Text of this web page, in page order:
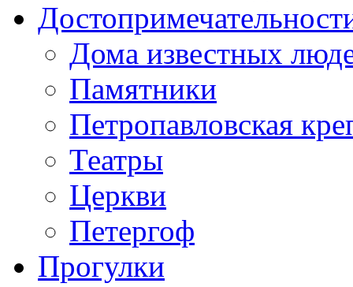
Дома известных
Памятники
Петропавловская
Театры
Церкви
Петергоф
Прогулки